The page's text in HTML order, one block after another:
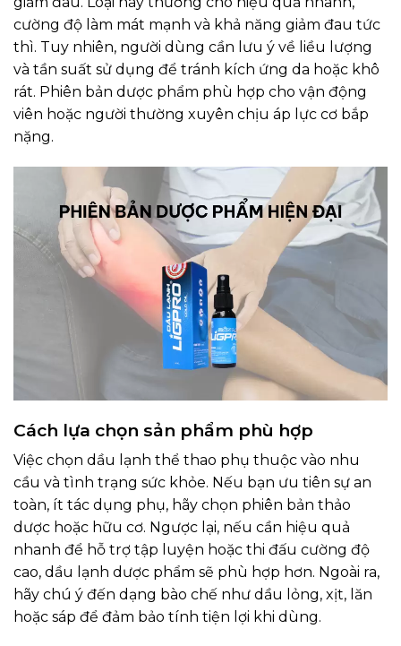
cường độ làm mát mạnh và khả năng giảm đau tức
thì. Tuy nhiên, người dùng cần lưu ý về liều lượng
và tần suất sử dụng để tránh kích ứng da hoặc khô
rát. Phiên bản dược phẩm phù hợp cho vận động
viên hoặc người thường xuyên chịu áp lực cơ bắp
nặng.
Cách lựa chọn sản phẩm phù hợp
Việc chọn dầu lạnh thể thao phụ thuộc vào nhu
cầu và tình trạng sức khỏe. Nếu bạn ưu tiên sự an
toàn, ít tác dụng phụ, hãy chọn phiên bản thảo
dược hoặc hữu cơ. Ngược lại, nếu cần hiệu quả
nhanh để hỗ trợ tập luyện hoặc thi đấu cường độ
cao, dầu lạnh dược phẩm sẽ phù hợp hơn. Ngoài ra,
hãy chú ý đến dạng bào chế như dầu lỏng, xịt, lăn
hoặc sáp để đảm bảo tính tiện lợi khi dùng.